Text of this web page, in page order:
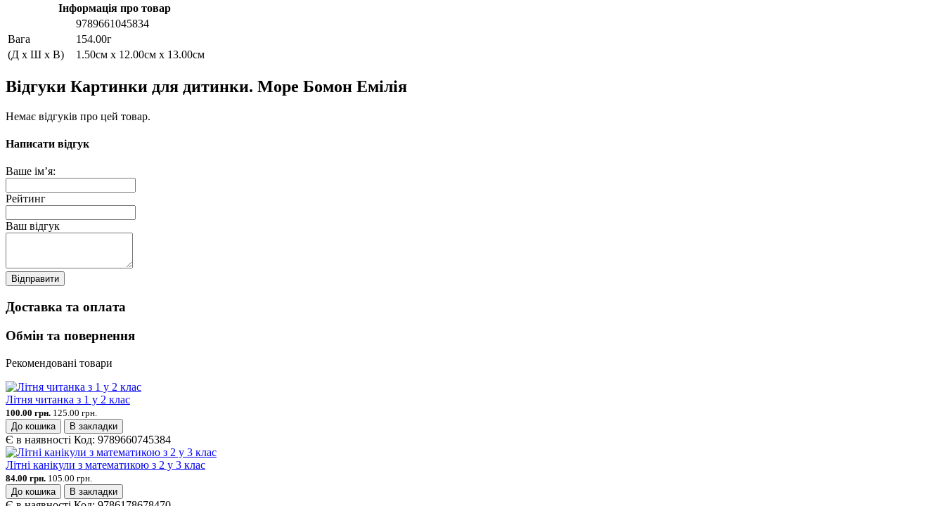
Інформація про товар
9789661045834
Вага
154.00г
(Д x Ш x В)
1.50см x 12.00см x 13.00см
Відгуки Картинки для дитинки. Море Бомон Емілія
Немає відгуків про цей товар.
Написати відгук
Ваше ім’я:
Рейтинг
Ваш відгук
Відправити
Доставка та оплата
Обмін та повернення
Рекомендовані товари
Літня читанка з 1 у 2 клас
100.00 грн. 125.00 грн.
До кошика
В закладки
Є в наявності Код: 9789660745384
Літні канікули з математикою з 2 у 3 клас
84.00 грн. 105.00 грн.
До кошика
В закладки